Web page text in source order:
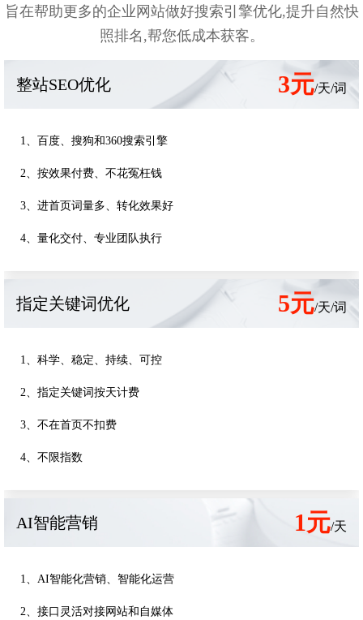
旨在帮助更多的企业网站做好搜索引擎优化,提升自然快
照排名,帮您低成本获客。
整站SEO优化 3元/天/词
1、百度、搜狗和360搜索引擎
2、按效果付费、不花冤枉钱
3、进首页词量多、转化效果好
4、量化交付、专业团队执行
指定关键词优化 5元/天/词
1、科学、稳定、持续、可控
2、指定关键词按天计费
3、不在首页不扣费
4、不限指数
AI智能营销 1元/天
1、AI智能化营销、智能化运营
2、接口灵活对接网站和自媒体